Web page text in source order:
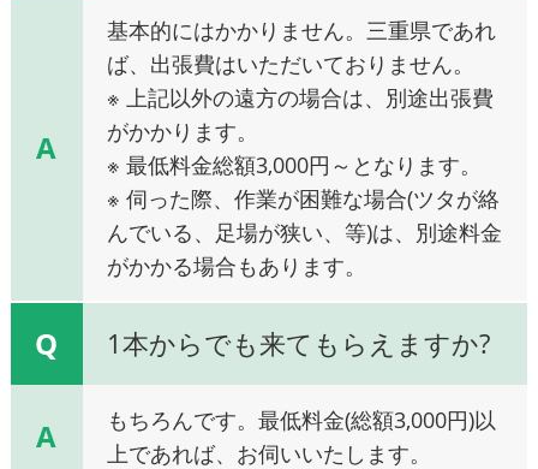
A
基本的にはかかりません。三重県であれ
ば、出張費はいただいておりません。
※ 上記以外の遠方の場合は、別途出張費
がかかります。
※ 最低料金総額3,000円～となります。
※ 伺った際、作業が困難な場合(ツタが絡
んでいる、足場が狭い、等)は、別途料金
がかかる場合もあります。
Q 1本からでも来てもらえますか?
A
もちろんです。最低料金(総額3,000円)以
上であれば、お伺いいたします。